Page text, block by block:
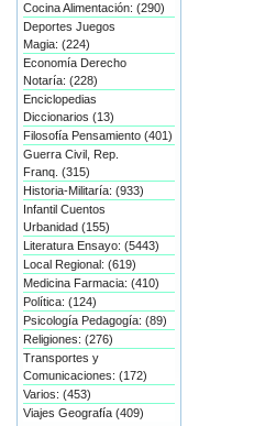
Cocina Alimentación: (290)
Deportes Juegos
Magia: (224)
Economía Derecho
Notaría: (228)
Enciclopedias
Diccionarios (13)
Filosofía Pensamiento (401)
Guerra Civil, Rep.
Franq. (315)
Historia-Militaría: (933)
Infantil Cuentos
Urbanidad (155)
Literatura Ensayo: (5443)
Local Regional: (619)
Medicina Farmacia: (410)
Política: (124)
Psicología Pedagogía: (89)
Religiones: (276)
Transportes y
Comunicaciones: (172)
Varios: (453)
Viajes Geografía (409)